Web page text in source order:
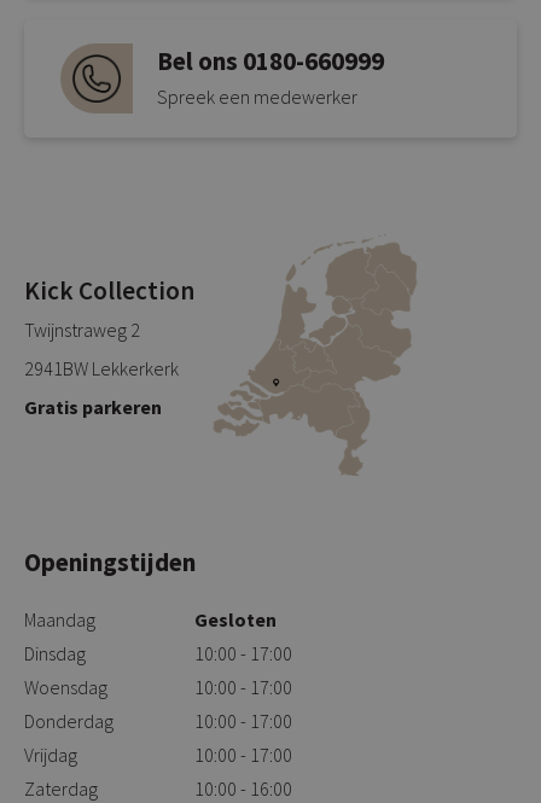
Bel ons 0180-660999
Spreek een medewerker
Kick Collection
Twijnstraweg 2
2941BW Lekkerkerk
Gratis parkeren
Openingstijden
Maandag
Gesloten
Dinsdag
10:00 - 17:00
Woensdag
10:00 - 17:00
Donderdag
10:00 - 17:00
Vrijdag
10:00 - 17:00
Zaterdag
10:00 - 16:00